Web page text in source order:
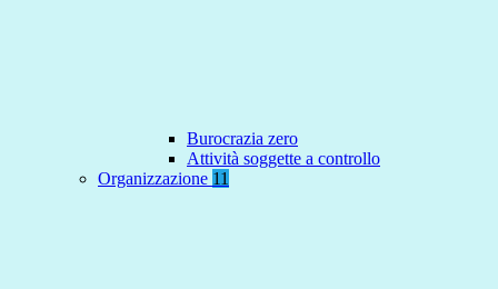
Burocrazia zero
Attività soggette a controllo
Organizzazione 11